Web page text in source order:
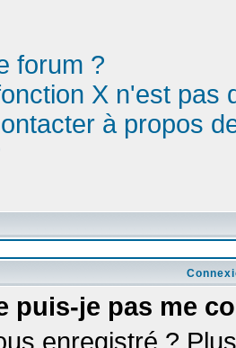
forum ?
X n'est pas
à propos
puis-je pas me
enregistré ?